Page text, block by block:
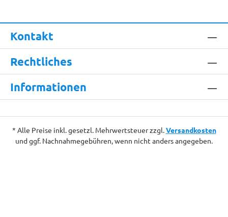
Kontakt
Rechtliches
Informationen
* Alle Preise inkl. gesetzl. Mehrwertsteuer zzgl.Versandkosten
und ggf. Nachnahmegebühren, wenn nicht anders angegeben.